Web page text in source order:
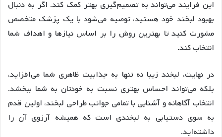
این فرایند می‌تواند به تصمیم‌گیری بهتر کمک کند. اگر به دنبال
بهبود لبخند خود هستید، توصیه می‌شود با یک پزشک متخصص
مشورت کنید تا بهترین روش را بر اساس نیازها و اهداف شما
انتخاب کند.
در نهایت، لبخند زیبا نه تنها به جذابیت ظاهری شما می‌افزاید،
بلکه می‌تواند احساس بهتری نسبت به خودتان به شما ببخشد.
انتخاب آگاهانه و آشنایی با تمامی جوانب طراحی لبخند، اولین قدم
به سوی دستیابی به لبخندی است که همیشه آرزوی آن را
داشته‌اید.